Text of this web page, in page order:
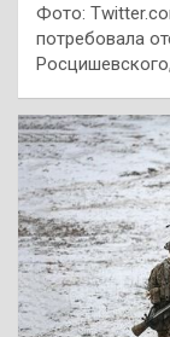
Фото:
потребовала